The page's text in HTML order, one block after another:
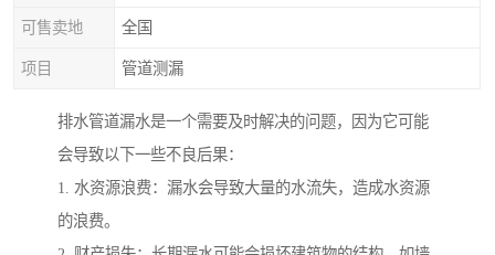
可售卖地 全国
项目 管道测漏
排水管道漏水是一个需要及时解决的问题，因为它可能
会导致以下一些不良后果：
1. 水资源浪费：漏水会导致大量的水流失，造成水资源
的浪费。